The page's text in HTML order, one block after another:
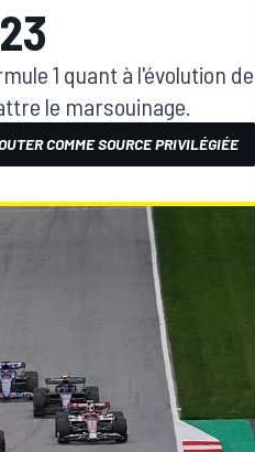
1 quant à l'évolution de
le marsouinage.
COMME SOURCE PRIVILÉGIÉE